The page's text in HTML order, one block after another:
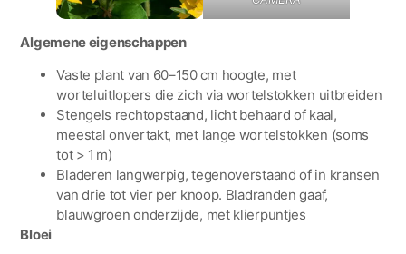
Algemene eigenschappen
Vaste plant van 60–150 cm hoogte, met
worteluitlopers die zich via wortelstokken uitbreiden
Stengels rechtopstaand, licht behaard of kaal,
meestal onvertakt, met lange wortelstokken (soms
tot > 1 m)
Bladeren langwerpig, tegenoverstaand of in kransen
van drie tot vier per knoop. Bladranden gaaf,
blauwgroen onderzijde, met klierpuntjes
Bloei